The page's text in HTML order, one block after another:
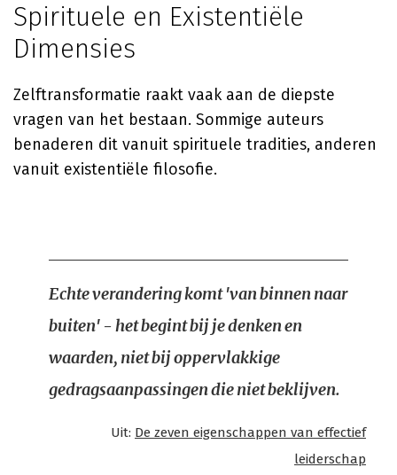
Spirituele en Existentiële
Dimensies
Zelftransformatie raakt vaak aan de diepste
vragen van het bestaan. Sommige auteurs
benaderen dit vanuit spirituele tradities, anderen
vanuit existentiële filosofie.
Echte verandering komt 'van binnen naar
buiten' - het begint bij je denken en
waarden, niet bij oppervlakkige
gedragsaanpassingen die niet beklijven.
Uit: De zeven eigenschappen van effectief
leiderschap